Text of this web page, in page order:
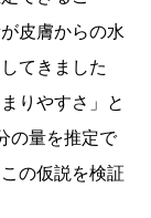
皮膚からの水
てきました
りやすさ」と
の量を推定で
の仮説を検証